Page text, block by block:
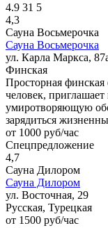
4.9 31 5
4,3
Сауна Восьмерочка
Сауна Восьмерочка
ул. Карла Маркса,
Финская
Просторная финская
человек,
умиротворяющую
зарядиться
от 1000 руб/час
Спецпредложение
4,7
Сауна Дилором
Сауна Дилором
ул. Восточная, 29
Русская, Турецкая
от 1500 руб/час